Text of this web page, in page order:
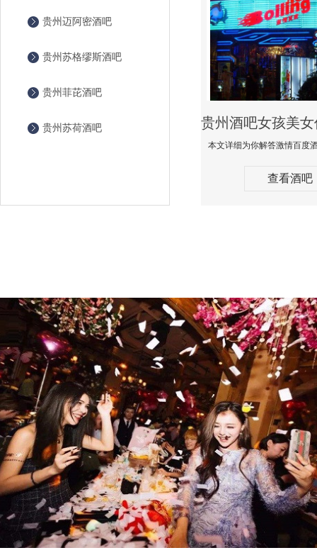
贵州迈阿密酒吧
贵州苏格缪斯酒吧
贵州菲芘酒吧
贵州苏荷酒吧
查看酒吧